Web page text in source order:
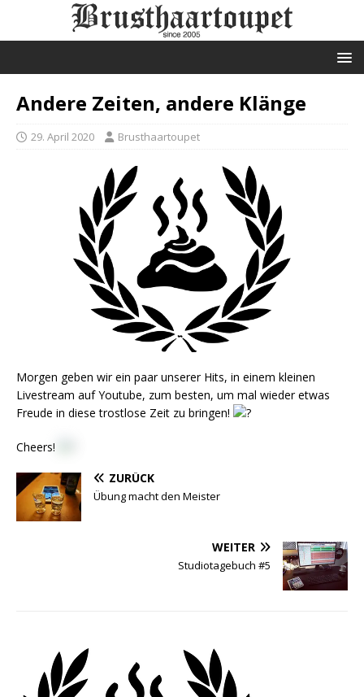
Andere Zeiten, andere Klänge
29. April 2020 Brusthaartoupet
Morgen geben wir ein paar unserer Hits, in einem kleinen
Livestream auf Youtube, zum besten, um mal wieder etwas
Freude in diese trostlose Zeit zu bringen!
Cheers!
ZURÜCK
Übung macht den Meister
WEITER
Studiotagebuch #5